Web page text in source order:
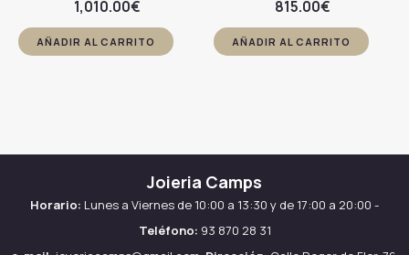
1,010.00€
AÑADIR AL CARRITO
815.00€
AÑADIR AL CARRITO
Joieria Camps
Horario: Lunes a Viernes de 10:00 a 13:30 y de 17:00 a 20:00 -
Teléfono: 93 870 28 31